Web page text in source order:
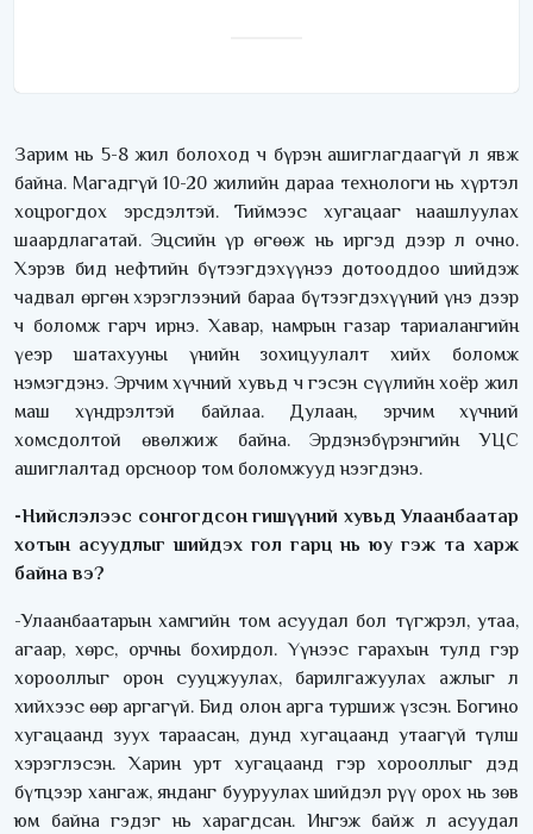
Зарим нь 5-8 жил болоход ч бүрэн ашиглагдаагүй л явж
байна. Магадгүй 10-20 жилийн дараа технологи нь хүртэл
хоцрогдох эрсдэлтэй. Тиймээс хугацааг наашлуулах
шаардлагатай. Эцсийн үр өгөөж нь иргэд дээр л очно.
Хэрэв бид нефтийн бүтээгдэхүүнээ дотооддоо шийдэж
чадвал өргөн хэрэглээний бараа бүтээгдэхүүний үнэ дээр
ч боломж гарч ирнэ. Хавар, намрын газар тариалангийн
үеэр шатахууны үнийн зохицуулалт хийх боломж
нэмэгдэнэ. Эрчим хүчний хувьд ч гэсэн сүүлийн хоёр жил
маш хүндрэлтэй байлаа. Дулаан, эрчим хүчний
хомсдолтой өвөлжиж байна. Эрдэнэбүрэнгийн УЦС
ашиглалтад орсноор том боломжууд нээгдэнэ.
-Нийслэлээс сонгогдсон гишүүний хувьд Улаанбаатар
хотын асуудлыг шийдэх гол гарц нь юу гэж та харж
байна вэ?
-Улаанбаатарын хамгийн том асуудал бол түгжрэл, утаа,
агаар, хөрс, орчны бохирдол. Үүнээс гарахын тулд гэр
хорооллыг орон сууцжуулах, барилгажуулах ажлыг л
хийхээс өөр аргагүй. Бид олон арга туршиж үзсэн. Богино
хугацаанд зуух тараасан, дунд хугацаанд утаагүй түлш
хэрэглэсэн. Харин урт хугацаанд гэр хорооллыг дэд
бүтцээр хангаж, янданг бууруулах шийдэл рүү орох нь зөв
юм байна гэдэг нь харагдсан. Ингэж байж л асуудал